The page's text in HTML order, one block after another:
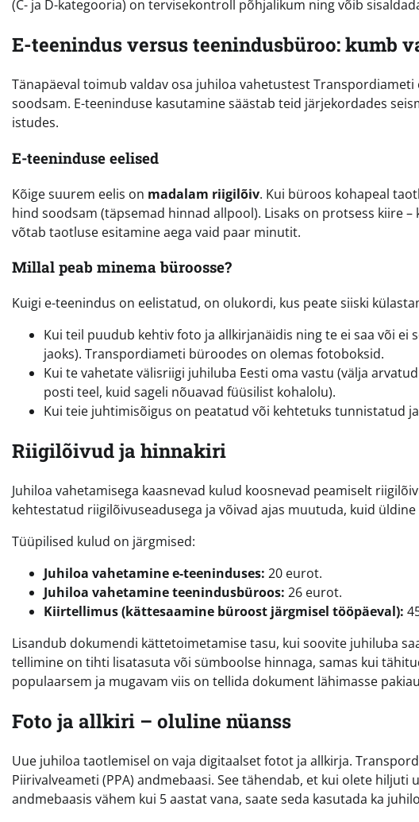
(C- ja D-kategooria) on tervisekontroll põhjalikum ning võib
E-teenindus versus teenindusbüroo: kumb
Tänapäeval toimub valdav osa juhiloa vahetustest
soodsam. E-teeninduse kasutamine säästab teid järjekordades
istudes.
E-teeninduse eelised
Kõige suurem eelis on madalam riigilõiv. Kui büroos kohapeal
hind soodsam (täpsemad hinnad allpool). Lisaks on protsess kiire
võtab taotluse esitamine aega vaid paar minutit.
Millal peab minema büroosse?
Kuigi e-teenindus on eelistatud, on olukordi, kus peate siiski
Kui teil puudub kehtiv foto ja allkirjanäidis ning te ei saa või ei
jaoks). Transpordiameti büroodes on olemas fotoboksid.
Kui te vahetate välisriigi juhiluba Eesti oma vastu (välja
posti teel, kuid sageli nõuavad füüsilist kohalolu).
Kui teie juhtimisõigus on peatatud või kehtetuks tunnistatud
Riigilõivud ja hinnakiri
Juhiloa vahetamisega kaasnevad kulud koosnevad peamiselt
kehtestatud riigilõivuseadusega ja võivad ajas muutuda, kuid
Tüüpilised kulud on järgmised:
Juhiloa vahetamine e-teeninduses: 20 eurot.
Juhiloa vahetamine teenindusbüroos: 26 eurot.
Kiirtellimus (kättesaamine büroost järgmisel tööpäeval):
Lisandub dokumendi kättetoimetamise tasu, kui soovite juhiluba
tellimine on tihti lisatasuta või sümboolse hinnaga, samas kui
populaarsem ja mugavam viis on tellida dokument lähimasse
Foto ja allkiri – oluline nüanss
Uue juhiloa taotlemisel on vaja digitaalset fotot ja allkirja.
Piirivalveameti (PPA) andmebaasi. See tähendab, et kui olete
andmebaasis vähem kui 5 aastat vana, saate seda kasutada ka